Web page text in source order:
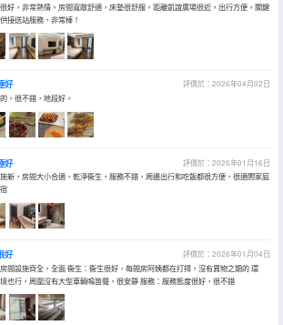
好，非常熱情。房間寬敞舒適，床墊很舒服。距離凱誼廣場很近，出行方便。關鍵
接送站服務，非常棒！
好
評價於：2026年04月02日
，很不錯，地段好。
好
評價於：2026年01月16日
新，房間大小合適，乾淨衞生，服務不錯，周邊出行和吃飯都很方便，很適閤家庭
好
評價於：2026年01月04日
間設施齊全，全面 衞生：衞生很好，每間房阿姨都在打掃，沒有異物之類的 環
也行，周圍沒有大型車輛鳴笛聲，很安靜 服務：服務態度很好，很不錯